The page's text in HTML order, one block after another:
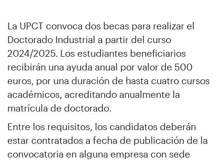
La UPCT convoca dos becas para realizar el
Doctorado Industrial a partir del curso
2024/2025. Los estudiantes beneficiarios
recibirán una ayuda anual por valor de 500
euros, por una duración de hasta cuatro cursos
académicos, acreditando anualmente la
matrícula de doctorado.
Entre los requisitos, los candidatos deberán
estar contratados a fecha de publicación de la
convocatoria en alguna empresa con sede